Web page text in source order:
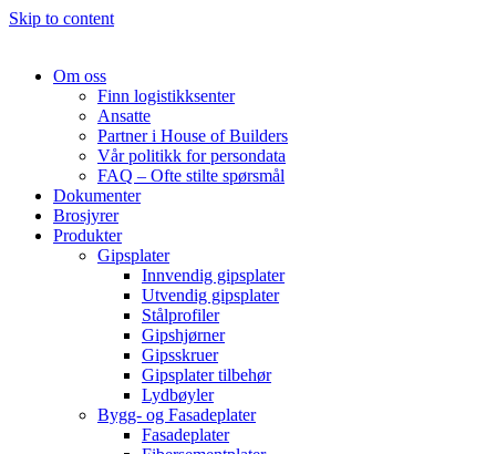
Skip to content
Om oss
Finn logistikksenter
Ansatte
Partner i House of Builders
Vår politikk for persondata
FAQ – Ofte stilte spørsmål
Dokumenter
Brosjyrer
Produkter
Gipsplater
Innvendig gipsplater
Utvendig gipsplater
Stålprofiler
Gipshjørner
Gipsskruer
Gipsplater tilbehør
Lydbøyler
Bygg- og Fasadeplater
Fasadeplater